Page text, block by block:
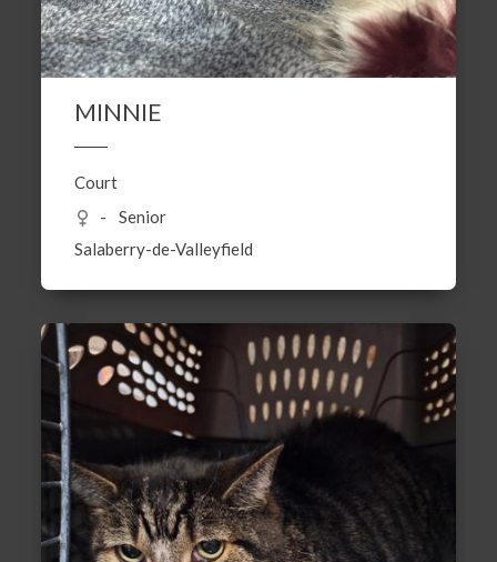
MINNIE
Court
Senior
Salaberry-de-Valleyfield